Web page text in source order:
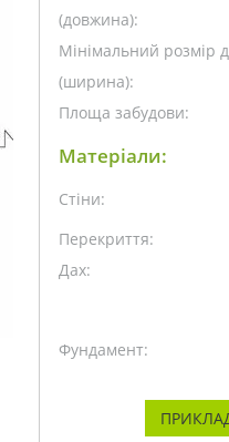
(довжина):
Мінімальний розмір
(ширина):
Площа забудови:
Матеріали:
Стіни:
Перекриття:
Дах:
Фундамент: